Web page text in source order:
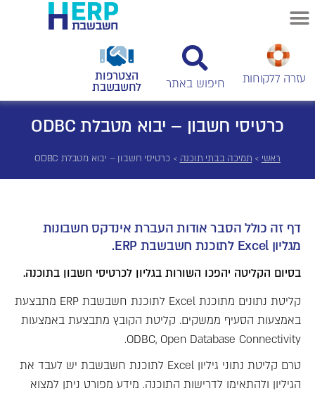
עזרה ללקוחות הצטרפות
לחשבשבת
כרטיסי חשבון – יבוא מטבלת ODBC
ראשי > תמיכה בבתי תוכנה > כרטיסי חשבון – יבוא מטבלת ODBC
דף זה כולל הסבר אודות העברת אינדקס חשבונות
מגליון Excel לתוכנת חשבשבת ERP.
בסיום הקליטה יהפכו השורות בגליון לכרטיסי חשבון בתוכנה.
קליטת נתונים מתוכנת Excel לתוכנת חשבשבת ERP מתבצעת
באמצעות הסעיף ממשקים. קליטת הקובץ מתבצעת באמצעות
ODBC, Open Database Connectivity.
טרם קליטת נתוני גיליון Excel לתוכנת חשבשבת יש לעבד את
הגיליון ולהתאימו לדרישות התוכנה. מידע מפורט ניתן למצוא